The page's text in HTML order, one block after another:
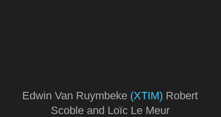
Edwin Van Ruymbeke (XTIM) Robert
Scoble and Loïc Le Meur